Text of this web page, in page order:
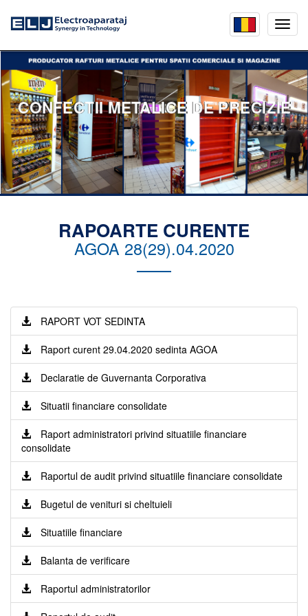
menu
CONFECTII METALICE DE PRECIZIE
RAPOARTE CURENTE
AGOA 28(29).04.2020
RAPORT VOT SEDINTA
Raport curent 29.04.2020 sedinta AGOA
Declaratie de Guvernanta Corporativa
Situatii financiare consolidate
Raport administratori privind situatiile financiare
consolidate
Raportul de audit privind situatiile financiare consolidate
Bugetul de venituri si cheltuieli
Situatiile financiare
Balanta de verificare
Raportul administratorilor